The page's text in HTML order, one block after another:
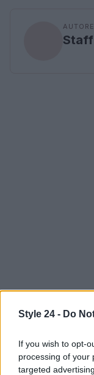
Style 24 - Do
If you wish to opt-
processing of your
targeted
AUTORE
Staff
Continua